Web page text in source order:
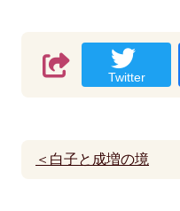
Twitter
＜白子と成増の境